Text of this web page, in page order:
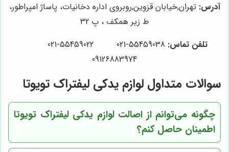
آدرس: تهران,خیابان قزوین,روبروی اداره دخانیات، پاساژ امپراطور،
ط زیر همکف ، پ 32
تلفن تماس:
09126883974
سوالات متداول لوازم یدکی لیفتراک تویوتا
چگونه می‌توانم از اصالت لوازم یدکی لیفتراک تویوتا
اطمینان حاصل کنم؟